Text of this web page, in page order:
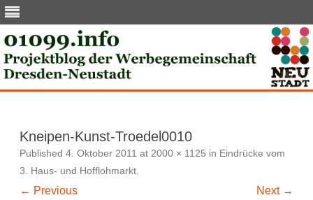
Kneipen-Kunst-Troedel0010
Published 4. Oktober 2011 at 2000 × 1125 in Eindrücke vom
3. Haus- und Hofflohmarkt.
← Previous Next →